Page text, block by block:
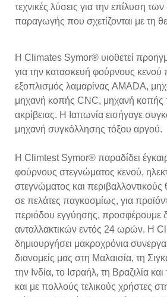
τεχνικές λύσεις για την επίλυση
παραγωγής που σχετίζονται με τη
Η Climates Symor® υιοθετεί
για την κατασκευή φούρνους
εξοπλισμός λαμαρίνας AMADA,
μηχανή κοπής CNC, μηχανή
ακρίβειας. Η Ιαπωνία εισήγαγε
μηχανή συγκόλλησης τόξου αργού.
Η Climtest Symor® παραδίδει
φούρνους στεγνώματος κενού,
στεγνώματος και
σε πελάτες παγκοσμίως, για
περιόδου εγγύησης, προσφέρουμε
ανταλλακτικών εντός 24 ωρών. Η
δημιουργήσει μακροχρόνια
διανομείς μας στη Μαλαισία, τη
την Ινδία, το Ισραήλ, τη Βραζιλία
και με πολλούς τελικούς χρήστες